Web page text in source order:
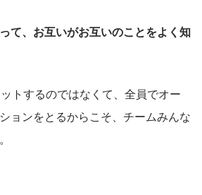
て、お互いがお互いのことをよく知
トするのではなくて、全員でオー
ョンをとるからこそ、チームみんな